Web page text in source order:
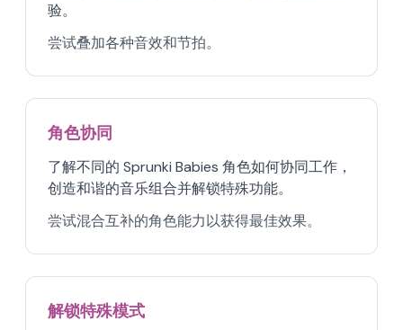
验。
尝试叠加各种音效和节拍。
角色协同
了解不同的 Sprunki Babies 角色如何协同工作，
创造和谐的音乐组合并解锁特殊功能。
尝试混合互补的角色能力以获得最佳效果。
解锁特殊模式